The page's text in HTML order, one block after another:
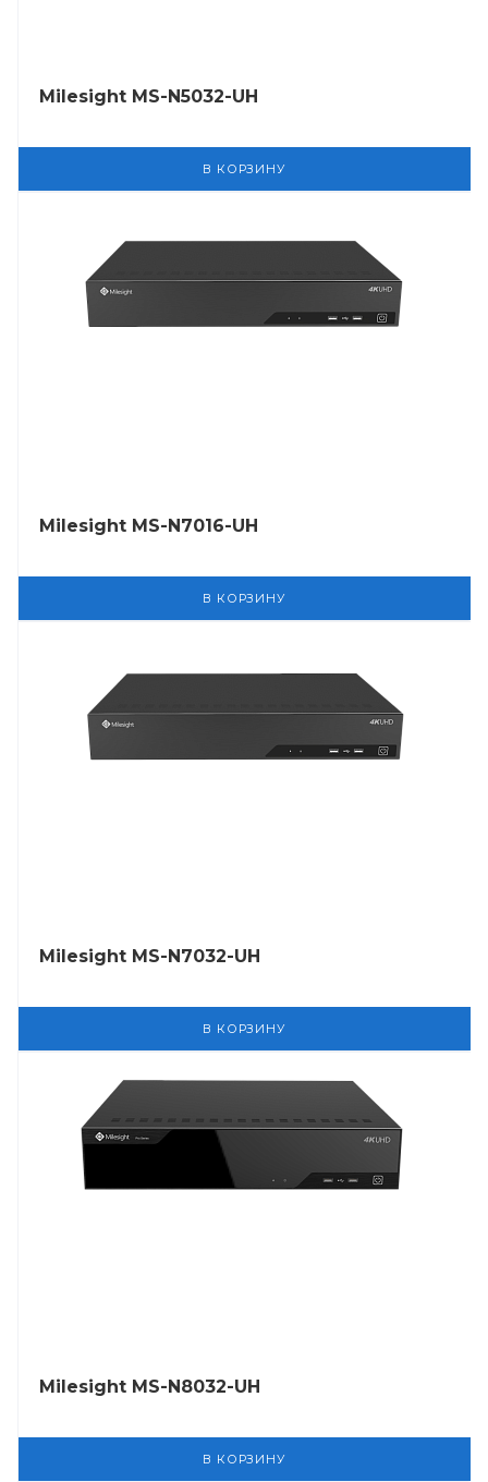
Milesight MS-N5032-UH
В КОРЗИНУ
Milesight MS-N7016-UH
В КОРЗИНУ
Milesight MS-N7032-UH
В КОРЗИНУ
Milesight MS-N8032-UH
В КОРЗИНУ